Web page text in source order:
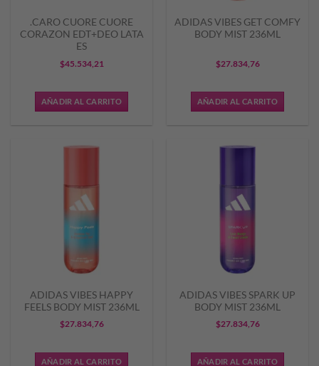
.CARO CUORE CUORE
CORAZON EDT+DEO LATA
ES
$45.534,21
AÑADIR AL CARRITO
ADIDAS VIBES GET COMFY
BODY MIST 236ML
$27.834,76
AÑADIR AL CARRITO
ADIDAS VIBES HAPPY
FEELS BODY MIST 236ML
$27.834,76
AÑADIR AL CARRITO
ADIDAS VIBES SPARK UP
BODY MIST 236ML
$27.834,76
AÑADIR AL CARRITO